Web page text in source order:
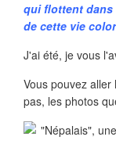
qui flottent dans
de cette vie
J'ai été, je vous
Vous pouvez
pas, les photos